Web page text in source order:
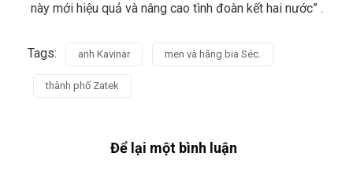
này mới hiệu quả và nâng cao tình đoàn kết hai nước” .
Tags: anh Kavinar men và hãng bia Séc.
thành phố Zatek
Để lại một bình luận